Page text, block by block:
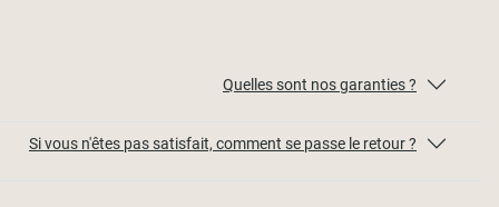
Quelles sont nos garanties ?
Si vous n'êtes pas satisfait, comment se passe le retour ?